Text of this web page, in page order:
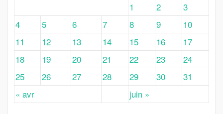
« avr juin »
1 2
3
4
5 6 7 8 9
10
11
12 13 14 15 16
17
18
19 20 21 22 23
24
25
26 27 28 29 30 31